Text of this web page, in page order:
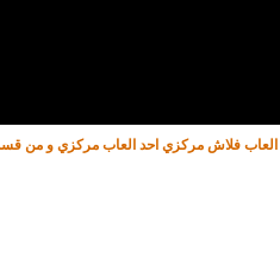
العاب فلاش مركزي احد العاب مركزي و من